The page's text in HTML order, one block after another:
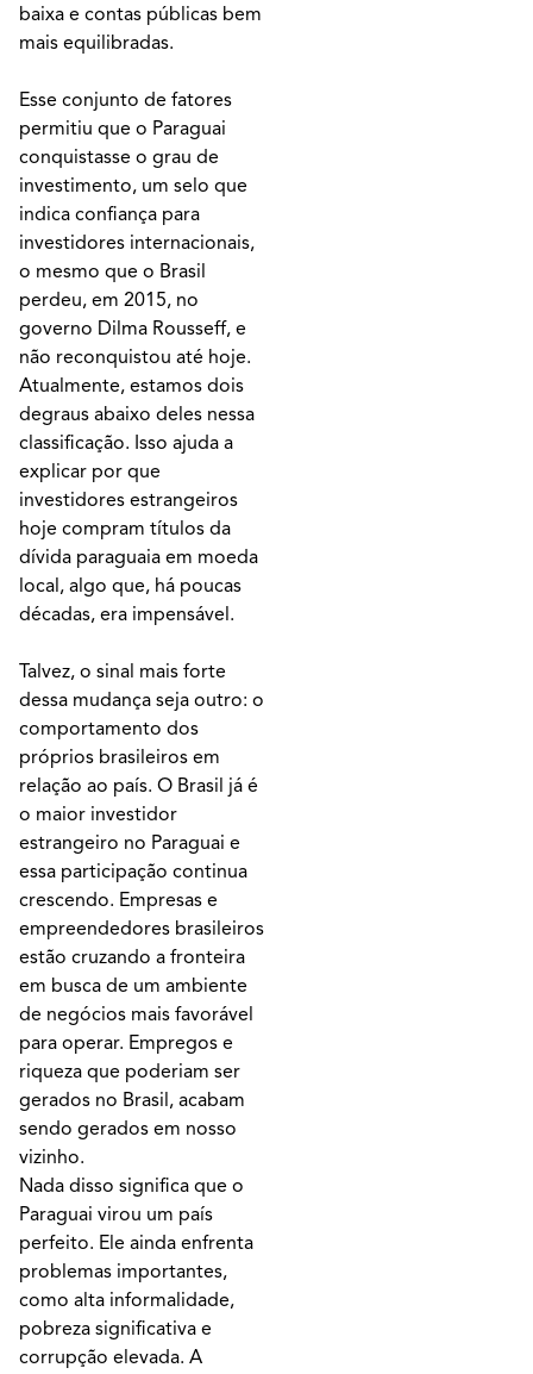
baixa e contas públicas bem
mais equilibradas.
Esse conjunto de fatores
permitiu que o Paraguai
conquistasse o grau de
investimento, um selo que
indica confiança para
investidores internacionais,
o mesmo que o Brasil
perdeu, em 2015, no
governo Dilma Rousseff, e
não reconquistou até hoje.
Atualmente, estamos dois
degraus abaixo deles nessa
classificação. Isso ajuda a
explicar por que
investidores estrangeiros
hoje compram títulos da
dívida paraguaia em moeda
local, algo que, há poucas
décadas, era impensável.
Talvez, o sinal mais forte
dessa mudança seja outro: o
comportamento dos
próprios brasileiros em
relação ao país. O Brasil já é
o maior investidor
estrangeiro no Paraguai e
essa participação continua
crescendo. Empresas e
empreendedores brasileiros
estão cruzando a fronteira
em busca de um ambiente
de negócios mais favorável
para operar. Empregos e
riqueza que poderiam ser
gerados no Brasil, acabam
sendo gerados em nosso
vizinho.
Nada disso significa que o
Paraguai virou um país
perfeito. Ele ainda enfrenta
problemas importantes,
como alta informalidade,
pobreza significativa e
corrupção elevada. A